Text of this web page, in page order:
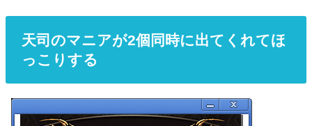
天司のマニアが2個同時に出てくれてほ
っこりする